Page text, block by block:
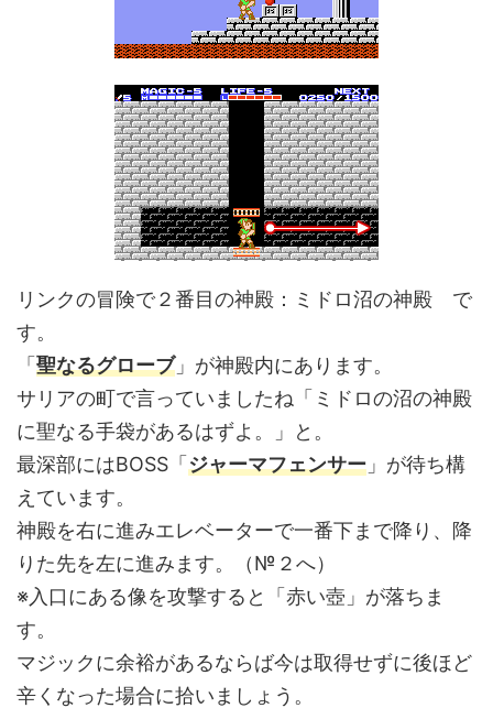
リンクの冒険で２番目の神殿：ミドロ沼の神殿 で
す。
「聖なるグローブ」が神殿内にあります。
サリアの町で言っていましたね「ミドロの沼の神殿
に聖なる手袋があるはずよ。」と。
最深部にはBOSS「ジャーマフェンサー 」が待ち構
えています。
神殿を右に進みエレベーターで一番下まで降り、降
りた先を左に進みます。（№２へ）
※入口にある像を攻撃すると「赤い壺」が落ちま
す。
マジックに余裕があるならば今は取得せずに後ほど
辛くなった場合に拾いましょう。